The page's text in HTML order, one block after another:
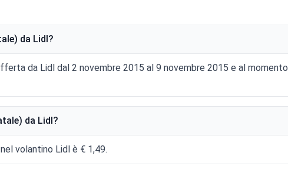
da Lidl?
da Lidl dal 2 novembre 2015 al 9 novembre 2015 e al momento
da Lidl?
volantino Lidl è € 1,49.